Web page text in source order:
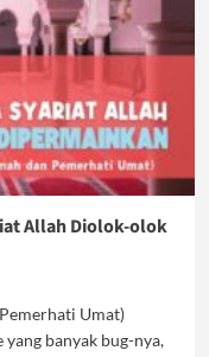
Allah Diolok-olok
Umat)
banyak bug-nya,